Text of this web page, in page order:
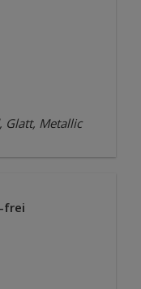
Glatt, Metallic
frei